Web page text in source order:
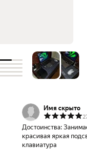
Имя скрыто
Достоинства:
красивая яркая
клавиатура